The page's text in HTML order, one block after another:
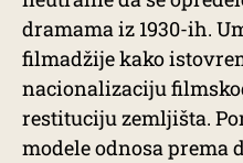
dramama iz 1930-ih.
filmadžije kako
nacionalizaciju
restituciju zemljišta.
modele odnosa